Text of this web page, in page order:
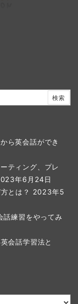
ら英会話ができ
ティング、プレ
年6月24日
とは？ 2023年5
話練習をやってみ
会話学習法と